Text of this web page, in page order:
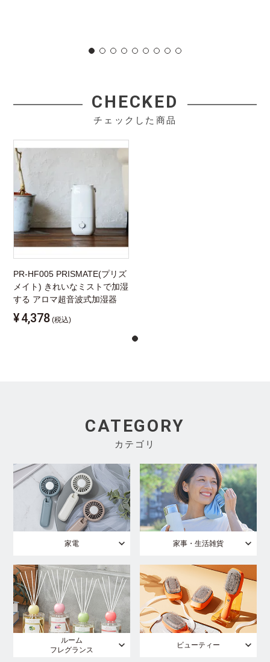
CHECKED
チェックした商品
PR-HF005 PRISMATE(プリズ
メイト) きれいなミストで加湿
する アロマ超音波式加湿器
¥4,378 (税込)
CATEGORY
カテゴリ
家電 家事・生活雑貨
ルーム
フレグランス
ビューティー